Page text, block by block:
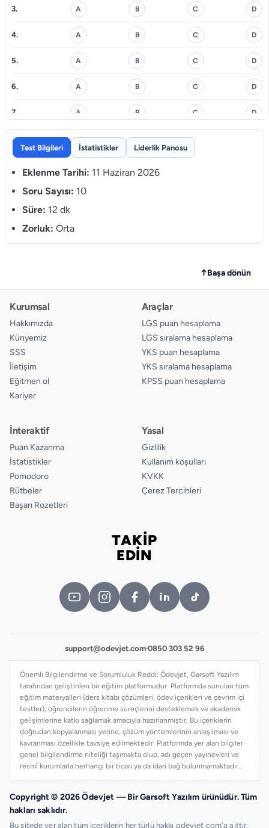
3. A B C D
4. A B C D
5. A B C D
6. A B C D
7. A B C D
8. A B C
10. A
Test Bilgileri İstatistikler Liderlik Panosu
Eklenme Tarihi: 11 Haziran 2026
Soru Sayısı: 10
Süre: 12 dk
Zorluk: Orta
↑Başa dönün
Kurumsal
Hakkımızda
Künyemiz
SSS
İletişim
Eğitmen ol
Kariyer
Araçlar
LGS puan hesaplama
LGS sıralama hesaplama
YKS puan hesaplama
YKS sıralama hesaplama
KPSS puan hesaplama
İnteraktif
Puan Kazanma
İstatistikler
Pomodoro
Rütbeler
Başarı Rozetleri
Yasal
Gizlilik
Kullanım koşulları
KVKK
Çerez Tercihleri
TAKİP
EDİN
support@odevjet.com·0850 303 52 96
Önemli Bilgilendirme ve Sorumluluk Reddi: Ödevjet, Garsoft Yazılım
tarafından geliştirilen bir eğitim platformudur. Platformda sunulan tüm
eğitim materyalleri (ders kitabı çözümleri, ödev içerikleri ve çevrim içi
testler), öğrencilerin öğrenme süreçlerini desteklemek ve akademik
gelişimlerine katkı sağlamak amacıyla hazırlanmıştır. Bu içeriklerin
doğrudan kopyalanması yerine, çözüm yöntemlerinin anlaşılması ve
kavranması özellikle tavsiye edilmektedir. Platformda yer alan bilgiler
genel bilgilendirme niteliği taşımakta olup, adı geçen yayınevleri ve
resmî kurumlarla herhangi bir ticari ya da idari bağ bulunmamaktadır..
Copyright © 2026 Ödevjet — Bir Garsoft Yazılım ürünüdür. Tüm
hakları saklıdır.
Bu sitede yer alan tüm içeriklerin her türlü hakkı odevjet.com'a aittir.